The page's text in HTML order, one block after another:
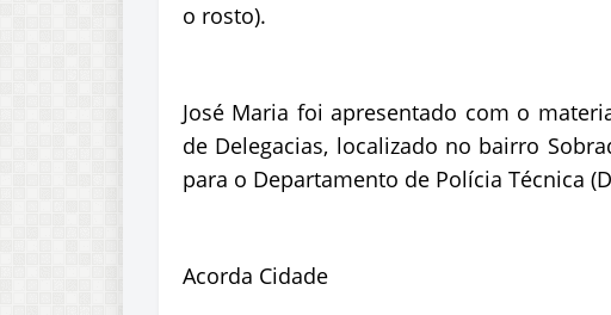
o rosto).
José Maria foi apresentado com o
de Delegacias, localizado no bairro
para o Departamento de Polícia Técnica
Acorda Cidade